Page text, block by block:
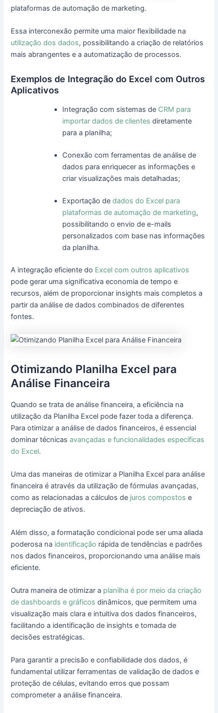
plataformas de automação de marketing.
Essa interconexão permite uma maior flexibilidade na
utilização dos dados, possibilitando a criação de relatórios
mais abrangentes e a automatização de processos.
Exemplos de Integração do Excel com Outros
Aplicativos
Integração com sistemas de CRM para
importar dados de clientes diretamente
para a planilha;
Conexão com ferramentas de análise de
dados para enriquecer as informações e
criar visualizações mais detalhadas;
Exportação dedados do Excel para
plataformas de automação de marketing,
possibilitando o envio de e-mails
personalizados com base nas informações
da planilha.
A integração eficiente do Excel com outros aplicativos
pode gerar uma significativa economia de tempo e
recursos, além de proporcionar insights mais completos a
partir da análise de dados combinados de diferentes
fontes.
Otimizando Planilha Excel para
Análise Financeira
Quando se trata de análise financeira, a eficiência na
utilização da Planilha Excel pode fazer toda a diferença.
Para otimizar a análise de dados financeiros, é essencial
dominar técnicasavançadas e funcionalidades específicas
do Excel.
Uma das maneiras de otimizar a Planilha Excel para análise
financeira é através da utilização de fórmulas avançadas,
como as relacionadas a cálculos de juros compostos e
depreciação de ativos.
Além disso, a formatação condicional pode ser uma aliada
poderosa na identificação rápida de tendências e padrões
nos dados financeiros, proporcionando uma análise mais
eficiente.
Outra maneira de otimizar a planilha é por meio da criação
de dashboards e gráficos dinâmicos, que permitem uma
visualização mais clara e intuitiva dos dados financeiros,
facilitando a identificação de insights e tomada de
decisões estratégicas.
Para garantir a precisão e confiabilidade dos dados, é
fundamental utilizar ferramentas de validação de dados e
proteção de células, evitando erros que possam
comprometer a análise financeira.